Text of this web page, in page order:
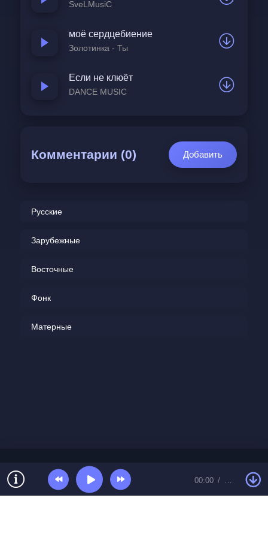
SveLMusiC
моё сердцебиение
Золотинка - Ты
Если не клюёт
DANCE MUSIC
Комментарии (0) Добавить
Русские
Зарубежные
Восточные
Фонк
Матерные
00:00